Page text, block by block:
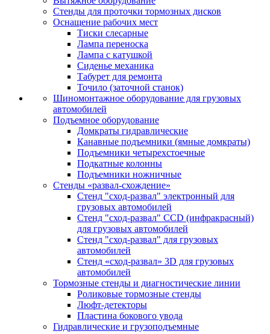
Стенды для проточки тормозных дисков
Оснащение рабочих мест
Тиски слесарные
Лампа переноска
Лампа с катушкой
Сиденье механика
Табурет для ремонта
Точило (заточной станок)
Шиномонтажное оборудование для грузовых
автомобилей
Подъемное оборудование
Домкраты гидравлические
Канавные подъемники (ямные домкраты)
Подъемники четырехстоечные
Подкатные колонны
Подъемники ножничные
Стенды «развал-схождение»
Стенд "сход-развал" электронный для
грузовых автомобилей
Стенд "сход-развал" CCD (инфракрасный)
для грузовых автомобилей
Стенд "сход-развал" для грузовых
автомобилей
Стенд «сход-развал» 3D для грузовых
автомобилей
Тормозные стенды и диагностические линии
Роликовые тормозные стенды
Люфт-детекторы
Пластина бокового увода
Гидравлические и грузоподъемные